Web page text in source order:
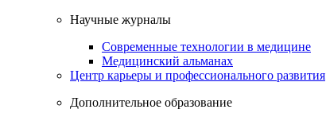
Научные журналы
Современные технологии в медицине
Медицинский альманах
Центр карьеры и профессионального развития
Дополнительное образование